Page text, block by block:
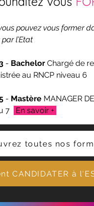
pouvez vous former
l’Etat
- Bachelor Chargé de
au RNCP niveau
- Mastère MANAGER
7
En savoir +
toutes nos
CANDIDATER à